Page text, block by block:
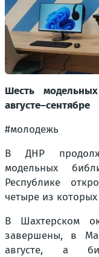
Шесть
августе–сентябре
#молодежь
В ДНР
модельных
Республике
четыре из
В Шахтерском
завершены, в
августе, а